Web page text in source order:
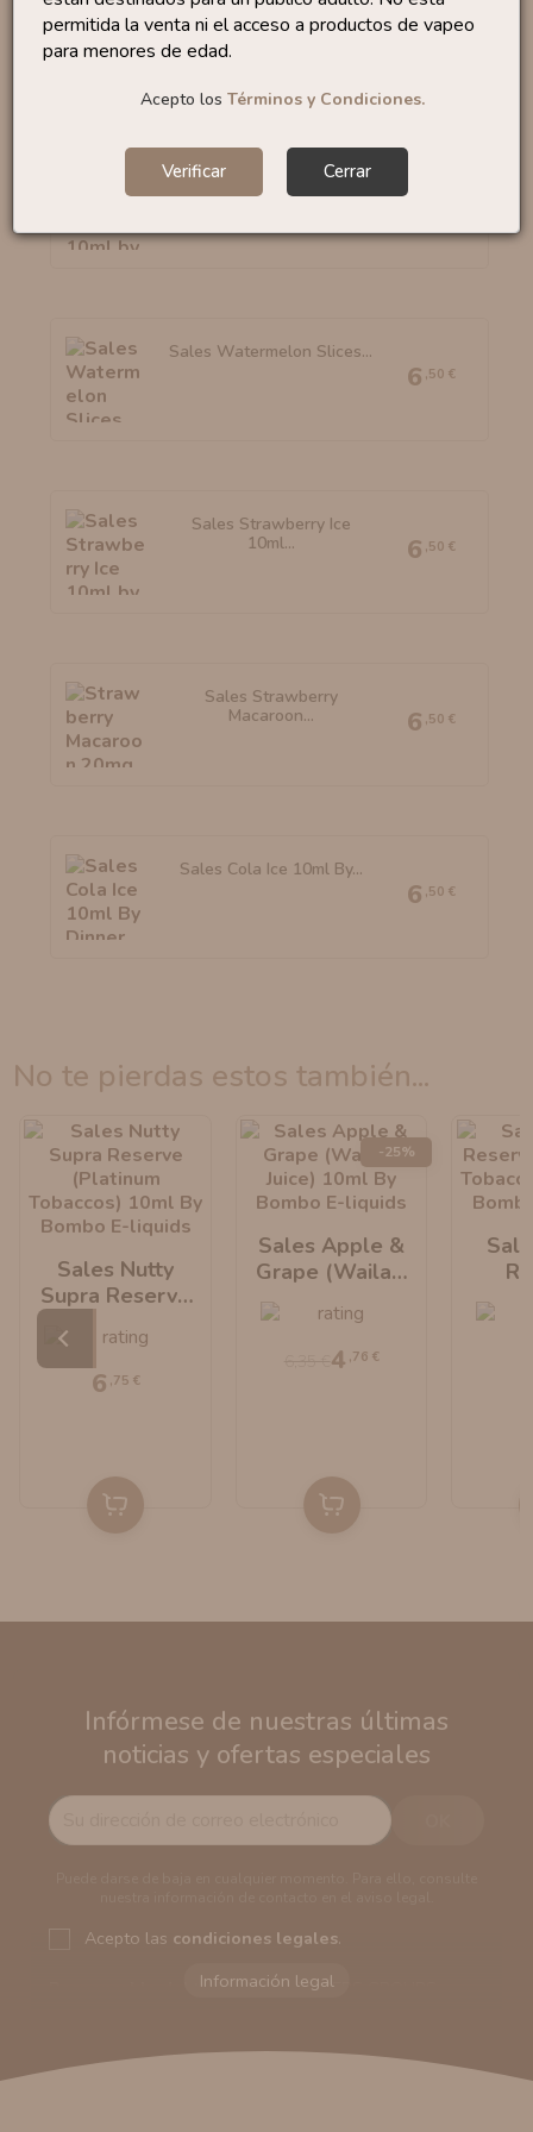
permitida la venta ni el acceso a productos de vapeo
para menores de edad.
Acepto los Términos y Condiciones.
Verificar Cerrar
Sales Lemon Tart 10ml
By...
6 ,50 €
Sales Bubble Gum 10ml
By...
6
Sales Watermelon Slices...
6 ,50 €
Sales Strawberry Ice
10ml...
6 ,50 €
Sales Strawberry
Macaroon...
6 ,50 €
Sales Cola Ice 10ml By...
6 ,50 €
no te pierdas estos también...
Sales Nutty
Supra Reserve
Tobaccos) 10ml
By Bombo E-
Liquids
6 ,75 €
Sales Apple &
Grape (Wailani
Bombo E-Liquids
4 ,76 €
-25%
Infórmese de nuestras últimas
noticias y ofertas especiales
Acepto las condiciones legales.
Responsable del tratamiento: VAPERS GROUPS
194. Cp: 41909. Salteras - Sevilla (España)